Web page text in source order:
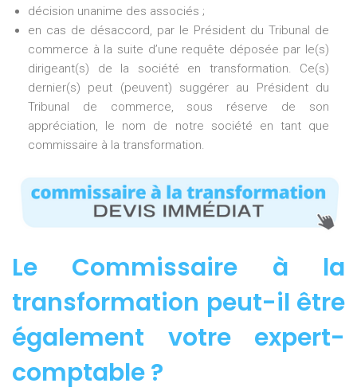
décision unanime des associés ;
en cas de désaccord, par le Président du Tribunal de
commerce à la suite d’une requête déposée par le(s)
dirigeant(s) de la société en transformation. Ce(s)
dernier(s) peut (peuvent) suggérer au Président du
Tribunal de commerce, sous réserve de son
appréciation, le nom de notre société en tant que
commissaire à la transformation.
Le Commissaire à la
transformation peut-il être
également votre expert-
comptable ?